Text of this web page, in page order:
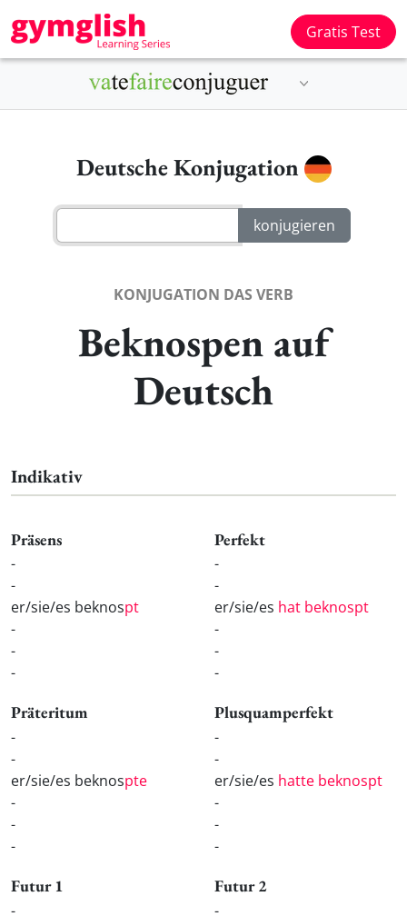
Gratis Test
Deutsche Konjugation
KONJUGATION DAS VERB
Beknospen auf
Deutsch
Indikativ
Präsens
-
-
er/sie/es beknospt
-
-
-
Perfekt
-
-
er/sie/es hat beknospt
-
-
-
Präteritum
-
-
er/sie/es beknospte
-
-
-
Plusquamperfekt
-
-
er/sie/es hatte beknospt
-
-
-
Futur 1
-
Futur 2
-